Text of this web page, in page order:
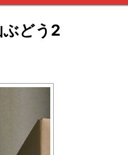
どう2